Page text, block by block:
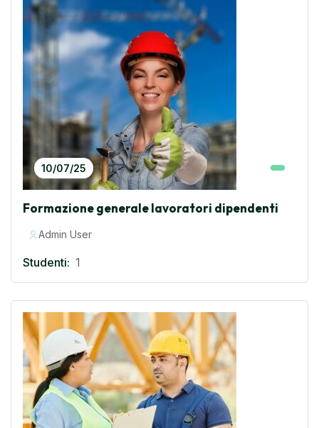
10/07/25
Formazione generale lavoratori dipendenti
Admin User
Studenti: 1